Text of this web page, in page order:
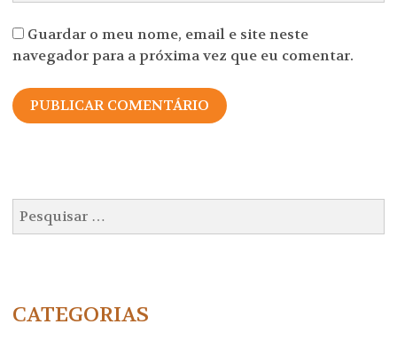
Guardar o meu nome, email e site neste
navegador para a próxima vez que eu comentar.
Pesquisar
por:
CATEGORIAS